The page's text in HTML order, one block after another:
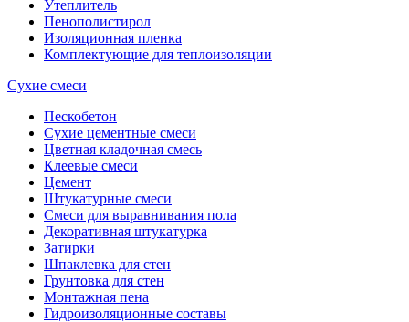
Утеплитель
Пенополистирол
Изоляционная пленка
Комплектующие для теплоизоляции
Сухие смеси
Пескобетон
Сухие цементные смеси
Цветная кладочная смесь
Клеевые смеси
Цемент
Штукатурные смеси
Смеси для выравнивания пола
Декоративная штукатурка
Затирки
Шпаклевка для стен
Грунтовка для стен
Монтажная пена
Гидроизоляционные составы